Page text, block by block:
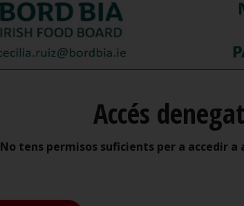
Accés denegat
No tens permisos suficients per a accedir